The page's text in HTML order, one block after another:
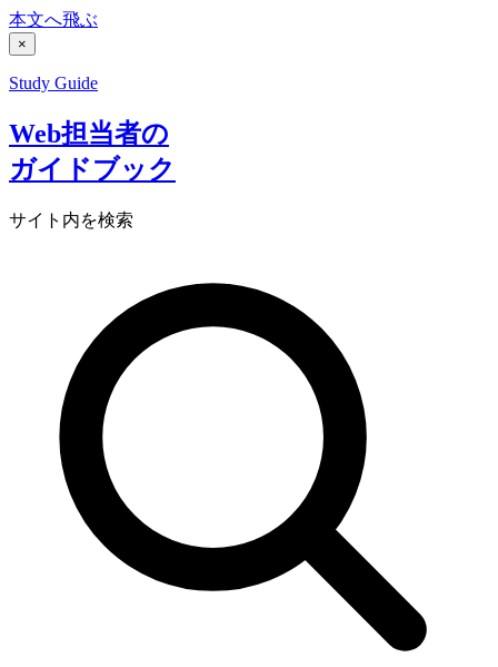
本文へ飛ぶ
×
Study Guide
Web担当者の
ガイドブック
サイト内を検索